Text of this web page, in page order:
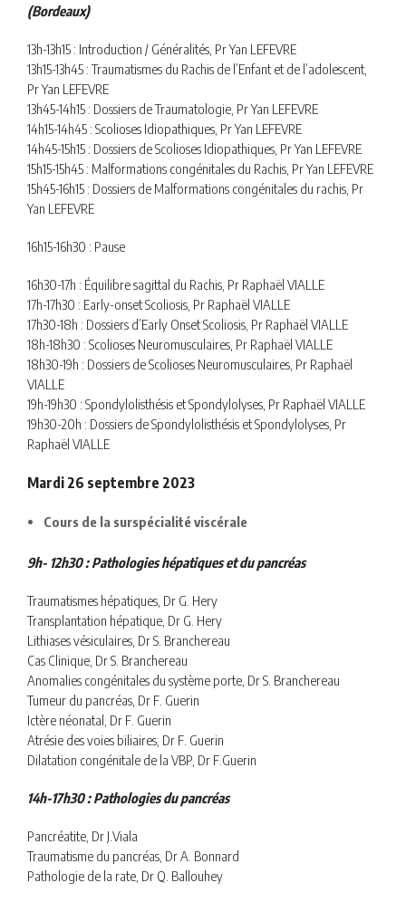
(Bordeaux)
13h-13h15 : Introduction / Généralités, Pr Yan LEFEVRE
13h15-13h45 : Traumatismes du Rachis de l’Enfant et de l’adolescent,
Pr Yan LEFEVRE
13h45-14h15 : Dossiers de Traumatologie, Pr Yan LEFEVRE
14h15-14h45 : Scolioses Idiopathiques, Pr Yan LEFEVRE
14h45-15h15 : Dossiers de Scolioses Idiopathiques, Pr Yan LEFEVRE
15h15-15h45 : Malformations congénitales du Rachis, Pr Yan LEFEVRE
15h45-16h15 : Dossiers de Malformations congénitales du rachis, Pr
Yan LEFEVRE
16h15-16h30 : Pause
16h30-17h : Équilibre sagittal du Rachis, Pr Raphaël VIALLE
17h-17h30 : Early-onset Scoliosis, Pr Raphaël VIALLE
17h30-18h : Dossiers d’Early Onset Scoliosis, Pr Raphaël VIALLE
18h-18h30 : Scolioses Neuromusculaires, Pr Raphaël VIALLE
18h30-19h : Dossiers de Scolioses Neuromusculaires, Pr Raphaël
VIALLE
19h-19h30 : Spondylolisthésis et Spondylolyses, Pr Raphaël VIALLE
19h30-20h : Dossiers de Spondylolisthésis et Spondylolyses, Pr
Raphaël VIALLE
Mardi 26 septembre 2023
Cours de la surspécialité viscérale
9h- 12h30 : Pathologies hépatiques et du pancréas
Traumatismes hépatiques, Dr G. Hery
Transplantation hépatique, Dr G. Hery
Lithiases vésiculaires, Dr S. Branchereau
Cas Clinique, Dr S. Branchereau
Anomalies congénitales du système porte, Dr S. Branchereau
Tumeur du pancréas, Dr F. Guerin
Ictère néonatal, Dr F. Guerin
Atrésie des voies biliaires, Dr F. Guerin
Dilatation congénitale de la VBP, Dr F.Guerin
14h-17h30 : Pathologies du pancréas
Pancréatite, Dr J.Viala
Traumatisme du pancréas, Dr A. Bonnard
Pathologie de la rate, Dr Q. Ballouhey